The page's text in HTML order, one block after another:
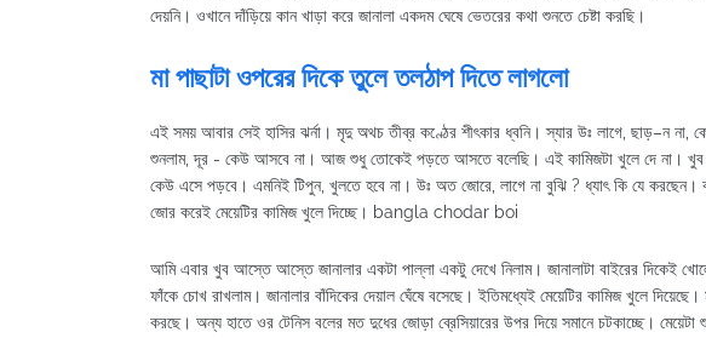
দেয়নি। ওখানে দাঁড়িয়ে কান খাড়া করে জানালা একদম ঘেষে ভেতরের কথা শুনতে চেষ্টা করছি।
মা পাছাটা ওপরের দিকে তুলে তলঠাপ দিতে লাগলো
এই সময় আবার সেই হাসির ঝর্না। মৃদু অথচ তীব্র কণ্ঠের শীৎকার ধ্বনি। স্যার উঃ লাগে, ছাড়–ন না,
শুনলাম, দূর - কেউ আসবে না। আজ শুধু তোকেই পড়তে আসতে বলেছি। এই কামিজটা খুলে দে না। খুব
কেউ এসে পড়বে। এমনিই টিপুন, খুলতে হবে না। উঃ অত জোরে, লাগে না বুঝি ? ধ্যাৎ কি যে করছেন।
জোর করেই মেয়েটির কামিজ খুলে দিচ্ছে। bangla chodar boi
আমি এবার খুব আস্তে আস্তে জানালার একটা পাল্লা একটু দেখে নিলাম। জানালাটা বাইরের দিকেই
ফাঁকে চোখ রাখলাম। জানালার বাঁদিকের দেয়াল ঘেঁষে বসেছে। ইতিমধ্যেই মেয়েটির কামিজ খুলে
করছে। অন্য হাতে ওর টেনিস বলের মত দুধের জোড়া ব্রেসিয়ারের উপর দিয়ে সমানে চটকাচ্ছে।